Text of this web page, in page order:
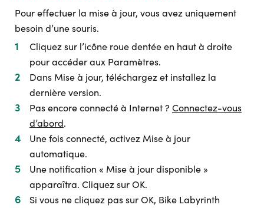
Pour effectuer la mise à jour, vous avez uniquement
besoin d’une souris.
Cliquez sur l’icône roue dentée en haut à droite
pour accéder aux Paramètres.
Dans Mise à jour, téléchargez et installez la
dernière version.
Pas encore connecté à Internet ? Connectez-vous
d’abord.
Une fois connecté, activez Mise à jour
automatique.
Une notification « Mise à jour disponible »
apparaîtra. Cliquez sur OK.
Si vous ne cliquez pas sur OK, Bike Labyrinth